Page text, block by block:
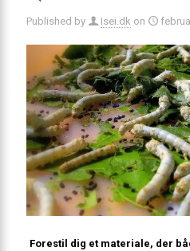
Published by Isei.dk on
Forestil dig et materiale, der